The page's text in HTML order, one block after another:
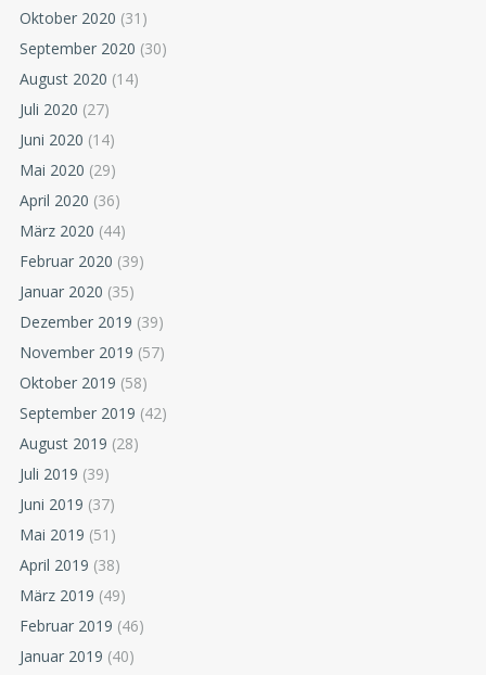
Oktober 2020 (31)
September 2020 (30)
August 2020 (14)
Juli 2020 (27)
Juni 2020 (14)
Mai 2020 (29)
April 2020 (36)
März 2020 (44)
Februar 2020 (39)
Januar 2020 (35)
Dezember 2019 (39)
November 2019 (57)
Oktober 2019 (58)
September 2019 (42)
August 2019 (28)
Juli 2019 (39)
Juni 2019 (37)
Mai 2019 (51)
April 2019 (38)
März 2019 (49)
Februar 2019 (46)
Januar 2019 (40)